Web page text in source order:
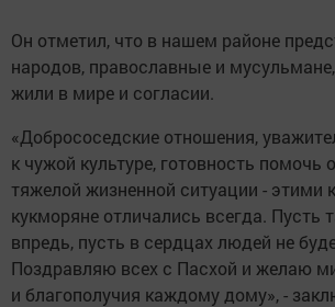
Он отметил, что в нашем районе
народов, православные и
жили в мире и согласии.
«Добрососедские отношения,
к чужой культуре, готовность помочь
тяжелой жизненной ситуации - этими
кукморяне отличались всегда. Пусть
впредь, пусть в сердцах людей не
Поздравляю всех с Пасхой и желаю
и благополучия каждому дому», -